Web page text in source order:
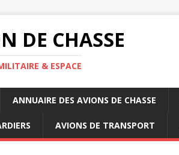
DE CHASSE
& ESPACE
ANNUAIRE DES AVIONS DE CHASSE
AVIONS DE TRANSPORT